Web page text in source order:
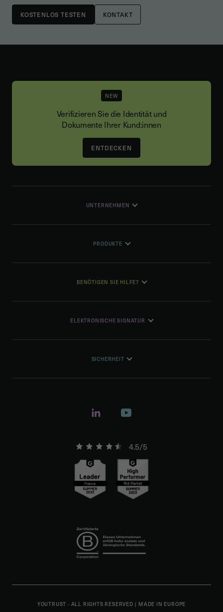
KONTAKT
NEW
Verifizieren Sie die Identität und
Dokumente Ihrer Kund:innen
ENTDECKEN
UNTERNEHMEN
PRODUKTE
BENÖTIGEN SIE HILFE?
ELEKTRONISCHE SIGNATUR
SICHERHEIT
4.5/5
YOUTRUST - ALL RIGHTS RESERVED | MADE IN EUROPE